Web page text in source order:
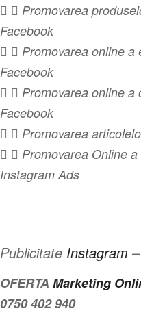
  Promovarea
Facebook
  Promovarea online a
Facebook
  Promovarea online a
Facebook
  Promovarea
  Promovarea Online
Instagram Ads
Publicitate Instagram –
OFERTA Marketing
0750 402 940